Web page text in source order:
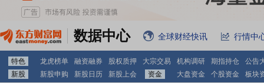
数据中心 全球财经快讯 行情中
特色 龙虎榜单 融资融券 股权质押 大宗交易 机构调研 期指持仓
公告
新股
新股申购 新股日历 新股上会 资金 大盘资金 个股资金 板块